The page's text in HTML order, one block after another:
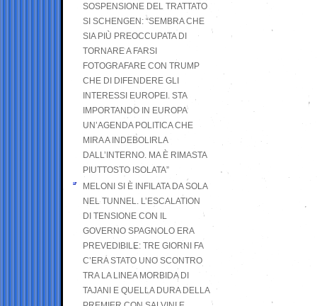
SOSPENSIONE DEL TRATTATO
SI SCHENGEN: “SEMBRA CHE
SIA PIÙ PREOCCUPATA DI
TORNARE A FARSI
FOTOGRAFARE CON TRUMP
CHE DI DIFENDERE GLI
INTERESSI EUROPEI. STA
IMPORTANDO IN EUROPA
UN’AGENDA POLITICA CHE
MIRA A INDEBOLIRLA
DALL’INTERNO. MA È RIMASTA
PIUTTOSTO ISOLATA”
MELONI SI È INFILATA DA SOLA
NEL TUNNEL. L’ESCALATION
DI TENSIONE CON IL
GOVERNO SPAGNOLO ERA
PREVEDIBILE: TRE GIORNI FA
C’ERA STATO UNO SCONTRO
TRA LA LINEA MORBIDA DI
TAJANI E QUELLA DURA DELLA